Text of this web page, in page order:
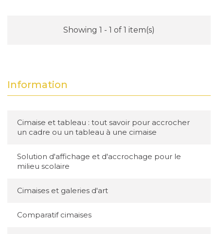
Information
Cimaise et tableau : tout savoir pour accrocher
un cadre ou un tableau à une cimaise
Solution d'affichage et d'accrochage pour le
milieu scolaire
Cimaises et galeries d'art
Comparatif cimaises
Showing 1 - 1 of 1 item(s)